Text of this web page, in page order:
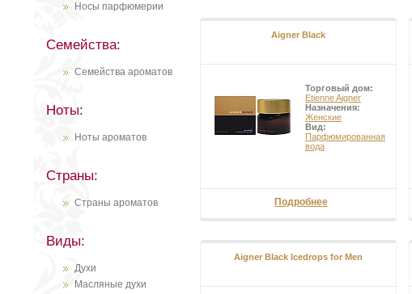
Носы парфюмерии
Семейства:
Семейства ароматов
Ноты:
Ноты ароматов
Страны:
Страны ароматов
Виды:
Духи
Масляные духи
Aigner Black
Торговый дом:
Etienne Aigner
Назначения:
Женские
Вид:
Парфюмированная
вода
Подробнее
Aigner Black Icedrops for Men